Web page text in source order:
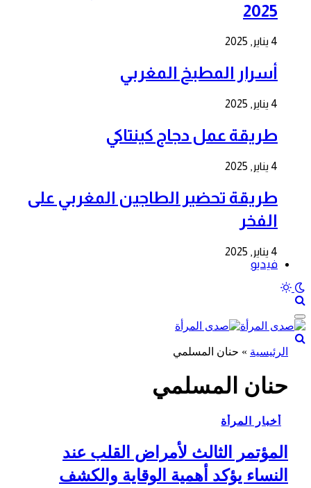
2025
4 يناير, 2025
أسرار المطبخ المغربي
4 يناير, 2025
طريقة عمل دجاج كينتاكي
4 يناير, 2025
طريقة تحضير الطاجين المغربي على
الفخر
4 يناير, 2025
فيديو
الرئيسية » حنان المسلمي
حنان المسلمي
أخبار المرأة
المؤتمر الثالث لأمراض القلب عند
النساء يؤكد أهمية الوقاية والكشف